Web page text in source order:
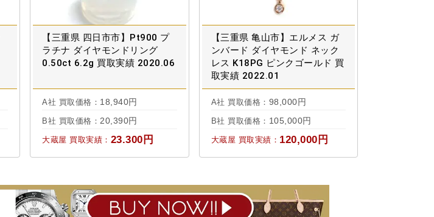
【三重県 四日市市】Pt900 プ
ラチナ ダイヤモンドリング
0.50ct 6.2g 買取実績 2020.06
A社 買取価格： 18,940円
B社 買取価格： 20,390円
大蔵屋 買取実績： 23.300円
【三重県 亀山市】エルメス ガ
ンバード ダイヤモンド ネック
レス K18PG ピンクゴールド 買
取実績 2022.01
A社 買取価格： 98,000円
B社 買取価格： 105,000円
大蔵屋 買取実績： 120,000円